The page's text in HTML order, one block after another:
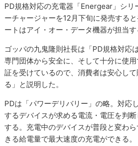
PD規格対応の充電器「Energear」シリ
ーチャージャーを12月下旬に発売する
ートはアイ・オー・データ機器が担当す
ゴッパの九鬼隆則社長は「PD規格対応
専門団体から安全に、そして十分に使
証を受けているので、消費者は安心し
る」と説明した。
PDは「パワーデリバリー」の略。対応
するデバイスが求める電流・電圧を判
する。充電中のデバイスが普段と変わ
きる給電量で最大速度の充電ができる。